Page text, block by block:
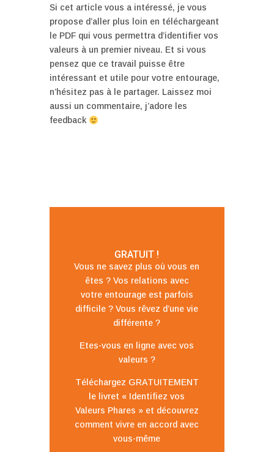
Si cet article vous a intéressé, je vous
propose d’aller plus loin en téléchargeant
le PDF qui vous permettra d’identifier vos
valeurs à un premier niveau. Et si vous
pensez que ce travail puisse être
intéressant et utile pour votre entourage,
n’hésitez pas à le partager. Laissez moi
aussi un commentaire, j’adore les
feedback
GRATUIT !
Vous ne savez plus où vous en
êtes ? Vos relations avec
votre entourage est parfois
difficile ? Vous rêvez d’une vie
différente ?
Etes-vous en ligne avec vos
valeurs ?
Téléchargez GRATUITEMENT
le livret « Identifiez vos
Valeurs Phares » et découvrez
comment vivre en accord avec
vous-même